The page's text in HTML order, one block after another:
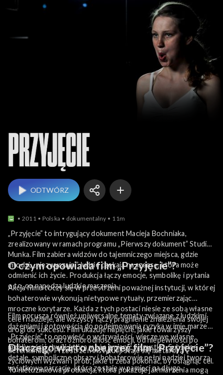
Przyjęcie
ODTWÓRZ
2011 Polska dokumentalny 11m
„Przyjęcie” to intrygujący dokument Macieja Bochniaka,
zrealizowany w ramach programu „Pierwszy dokument” Studia
Munka. Film zabiera widzów do tajemniczego miejsca, gdzie
młodzi, „niezwyczajni” ludzie czekają na szansę, która może
odmienić ich życie. Produkcja łączy emocje, symbolikę i pytania
o to, co napędza ludzkie marzenia.
O czym opowiada film „Przyjęcie”?
Akcja filmu toczy się w przestrzeni poważnej instytucji, w której
bohaterowie wykonują nietypowe rytuały, przemierzając
mroczne korytarze. Każda z tych postaci niesie ze sobą własne
cele i nadzieje, ale wszyscy łączy pragnienie znalezienia swojej
drogi do sukcesu. Film ukazuje napięcie, jakie towarzyszy
bohaterom, oraz różnorodność emocji, od niepewności po
determinację. Przestrzeń instytucji staje się metaforą
życiowych wyzwań i prób, jakie trzeba pokonać, by osiągnąć cel.
Film porusza również uniwersalne tematy związane z ludzkimi
dążeniami i gotowością do podejmowania ryzyka w imię marzeń.
„Przyjęcie” to opowieść o wytrwałości, wierze we własne
możliwości i chwili, która może zmienić wszystko. Subtelne
detale, symboliczne obrazy i bohaterowie pełni nadziei tworzą
wyjątkową narrację, która zostaje w pamięci na długo.
Dlaczego warto obejrzeć film „Przyjęcie”?
To nietuzinkowa produkcja, która pokazuje jak marzenia mogą